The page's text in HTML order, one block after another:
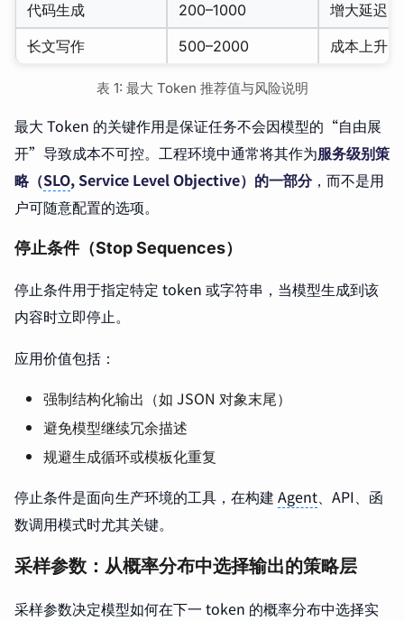
代码生成
200–1000
增大延迟
长文写作
500–2000 成本上升
表 1: 最大 Token 推荐值与风险说明
最大 Token 的关键作用是保证任务不会因模型的“自由展
开”导致成本不可控。工程环境中通常将其作为服务级别策
略（SLO, Service Level Objective）的一部分，而不是用
户可随意配置的选项。
停止条件（Stop Sequences）
停止条件用于指定特定 token 或字符串，当模型生成到该
内容时立即停止。
应用价值包括：
强制结构化输出（如 JSON 对象末尾）
避免模型继续冗余描述
规避生成循环或模板化重复
停止条件是面向生产环境的工具，在构建 Agent、API、函
数调用模式时尤其关键。
采样参数：从概率分布中选择输出的策略层
采样参数决定模型如何在下一 token 的概率分布中选择实